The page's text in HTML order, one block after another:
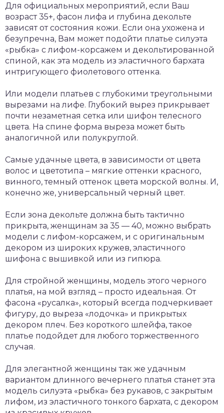
Для официальных мероприятий, если Ваш
возраст 35+, фасон лифа и глубина декольте
зависят от состояния кожи. Если она ухожена и
безупречна, Вам может подойти платье силуэта
«рыбка» с лифом-корсажем и декольтированной
спиной, как эта модель из эластичного бархата
интригующего фиолетового оттенка.
Или модели платьев с глубокими треугольными
вырезами на лифе. Глубокий вырез прикрывает
почти незаметная сетка или шифон телесного
цвета. На спине форма выреза может быть
аналогичной или полукруглой.
Самые удачные цвета, в зависимости от цвета
волос и цветотипа – мягкие оттенки красного,
винного, темный оттенок цвета морской волны. И,
конечно же, универсальный черный цвет.
Если зона декольте должна быть тактично
прикрыта, женщинам за 35 — 40, можно выбрать
модели с лифом-корсажем, и с оригинальным
декором из широких кружев, эластичного
шифона с вышивкой или из гипюра.
Для стройной женщины, модель этого черного
платья, на мой взгляд – просто идеальная. От
фасона «русалка», который всегда подчеркивает
фигуру, до выреза «лодочка» и прикрытых
декором плеч. Без короткого шлейфа, такое
платье подойдет для любого торжественного
случая.
Для элегантной женщины так же удачным
вариантом длинного вечернего платья станет эта
модель силуэта «рыбка» без рукавов, с закрытым
лифом, из эластичного тонкого бархата, с декором